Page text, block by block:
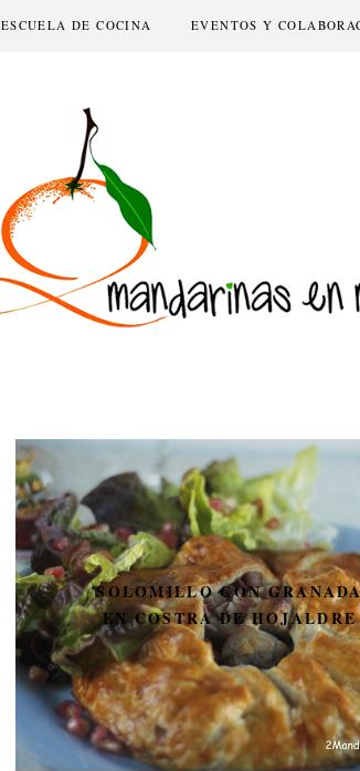
ESCUELA DE COCINA EVENTOS Y
SOLOMILLO CON
EN COSTRA DE HOJALDRE